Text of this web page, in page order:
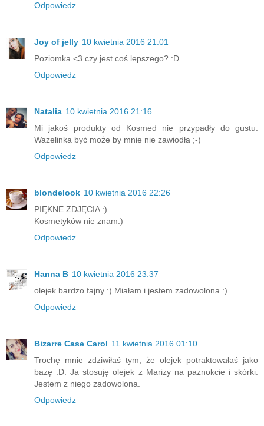
Odpowiedz
Joy of jelly 10 kwietnia 2016 21:01
Poziomka <3 czy jest coś lepszego? :D
Odpowiedz
Natalia 10 kwietnia 2016 21:16
Mi jakoś produkty od Kosmed nie przypadły do gustu.
Wazelinka być może by mnie nie zawiodła ;-)
Odpowiedz
blondelook 10 kwietnia 2016 22:26
PIĘKNE ZDJĘCIA :)
Kosmetyków nie znam:)
Odpowiedz
Hanna B 10 kwietnia 2016 23:37
olejek bardzo fajny :) Miałam i jestem zadowolona :)
Odpowiedz
Bizarre Case Carol 11 kwietnia 2016 01:10
Trochę mnie zdziwiłaś tym, że olejek potraktowałaś jako
bazę :D. Ja stosuję olejek z Marizy na paznokcie i skórki.
Jestem z niego zadowolona.
Odpowiedz